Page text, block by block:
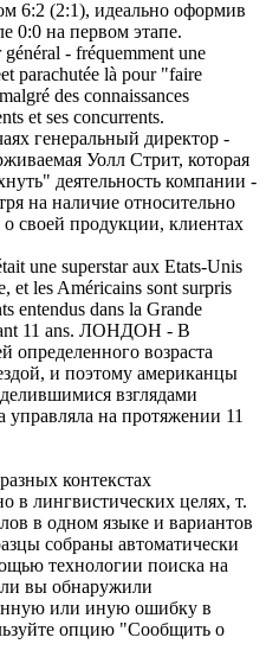
6:2 (2:1), идеально оформив
0:0 на первом этапе.
- fréquemment une
parachutée là pour "faire
des connaissances
et ses concurrents.
генеральный директор -
Уолл Стрит, которая
деятельность компании -
на наличие относительно
своей продукции, клиентах
une superstaraux Etats-Unis
et les Américains sont surpris
entendus dans la Grande
11 ans. ЛОНДОН - В
возраста
, и поэтому американцы
взглядами
на протяжении 11
контекстах
в лингвистических целях, т.
в одном языке и вариантов
собраны автоматически
технологии поиска на
вы обнаружили
или иную ошибку в
опцию "Сообщить о